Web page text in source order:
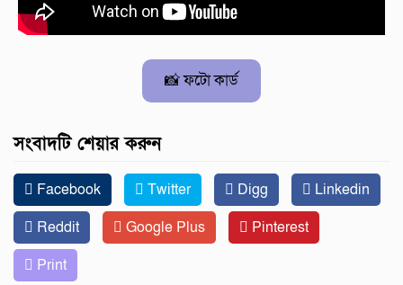
📸 ফটো কার্ড
সংবাদটি শেয়ার করুন
Facebook Twitter Digg
Linkedin
Reddit
Google Plus
Pinterest
Print